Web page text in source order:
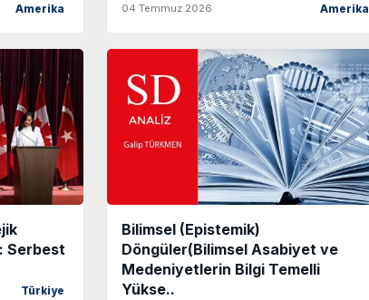
Amerika 04 Temmuz 2026 Amerika
Serbest
Türkiye
Bilimsel (Epistemik)
Döngüler(Bilimsel Asabiyet ve
Medeniyetlerin Bilgi Temelli
Yükse..